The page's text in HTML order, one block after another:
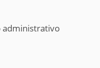
administrativo